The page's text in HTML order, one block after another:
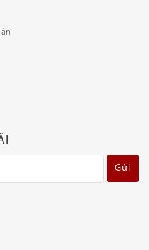
Gửi